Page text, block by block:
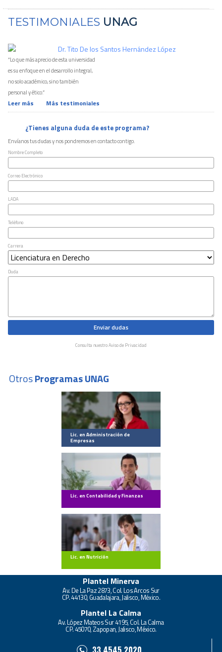
TESTIMONIALES UNAG
Dr. Tito De los Santos Hernández López
“Lo que más aprecio de esta universidad
es su enfoque en el desarrollo integral,
no solo académico, sino también
personal y ético.”
Leer más Más testimoniales
¿Tienes alguna duda de este programa?
Envíanos tus dudas y nos pondremos en contacto contigo.
Nombre Completo
Correo Electrónico
LADA
Teléfono
Carrera
Duda
Enviar dudas
Consulta nuestro Aviso de Privacidad
OtrosProgramas UNAG
Lic. en Administración de
Empresas
Lic. en Contabilidad y Finanzas
Lic. en Nutrición
Plantel Minerva
Av. De La Paz 2873, Col. Los Arcos Sur
CP. 44130, Guadalajara, Jalisco, México.
Plantel La Calma
Av. López Mateos Sur 4195, Col. La Calma
CP. 45070, Zapopan, Jalisco, México.